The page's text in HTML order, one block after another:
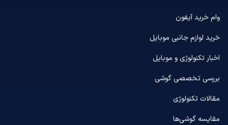
وام خرید آیفون
خرید لوازم جانبی موبایل
اخبار تکنولوژی و موبایل
بررسی تخصصی گوشی
مقالات تکنولوژی
مقایسه گوشی‌ها